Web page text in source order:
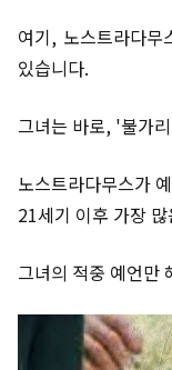
여기, 노스트라다
있습니다.
그녀는 바로, '불가
노스트라다무스가
21세기 이후 가장
그녀의 적중 예언만